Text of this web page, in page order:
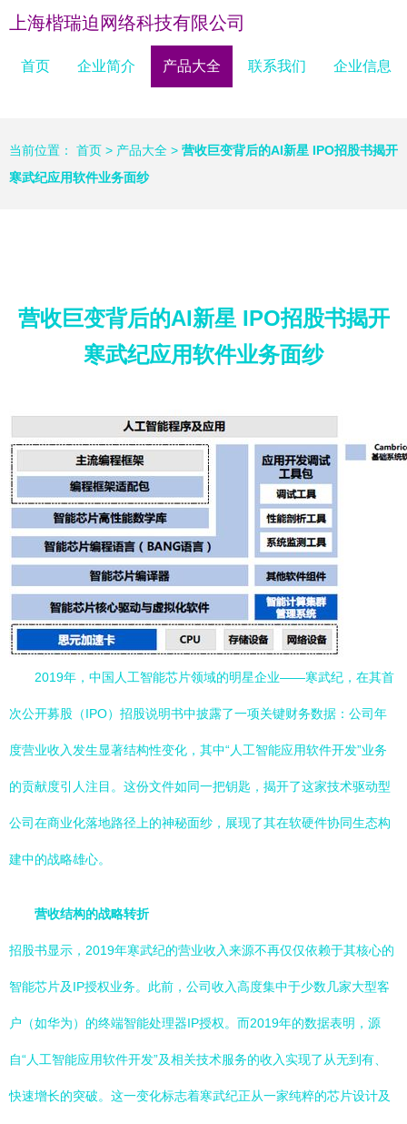
上海楷瑞迫网络科技有限公司
首页 企业简介 产品大全 联系我们 企业信息
当前位置： 首页 > 产品大全 > 营收巨变背后的AI新星 IPO招股书揭开
寒武纪应用软件业务面纱
营收巨变背后的AI新星 IPO招股书揭开
寒武纪应用软件业务面纱
2019年，中国人工智能芯片领域的明星企业——寒武纪，在其首
次公开募股（IPO）招股说明书中披露了一项关键财务数据：公司年
度营业收入发生显著结构性变化，其中“人工智能应用软件开发”业务
的贡献度引人注目。这份文件如同一把钥匙，揭开了这家技术驱动型
公司在商业化落地路径上的神秘面纱，展现了其在软硬件协同生态构
建中的战略雄心。
营收结构的战略转折
招股书显示，2019年寒武纪的营业收入来源不再仅仅依赖于其核心的
智能芯片及IP授权业务。此前，公司收入高度集中于少数几家大型客
户（如华为）的终端智能处理器IP授权。而2019年的数据表明，源
自“人工智能应用软件开发”及相关技术服务的收入实现了从无到有、
快速增长的突破。这一变化标志着寒武纪正从一家纯粹的芯片设计及